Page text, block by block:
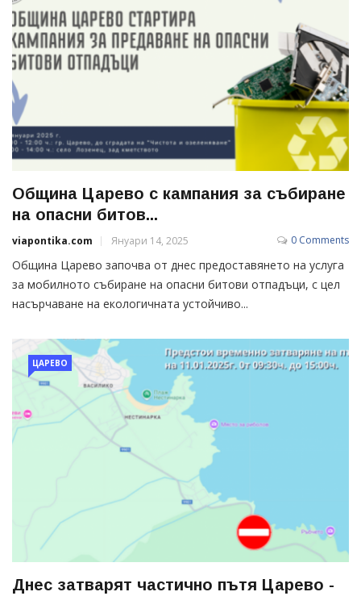
Община Царево с кампания за събиране
на опасни битов...
viapontika.com Януари 14, 2025 0 Comments
Община Царево започва от днес предоставянето на услуга
за мобилното събиране на опасни битови отпадъци, с цел
насърчаване на екологичната устойчиво...
ЦАРЕВО
Днес затварят частично пътя Царево -